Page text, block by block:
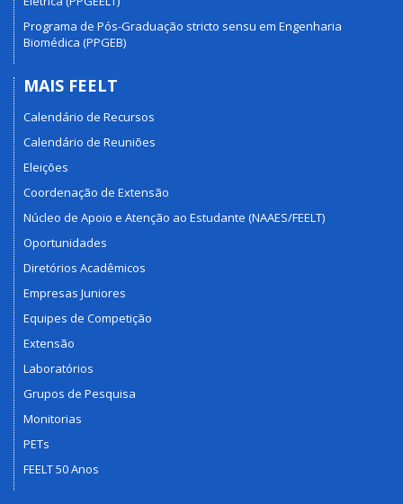
Programa de Pós-Graduação stricto sensu em Engenharia
Biomédica (PPGEB)
MAIS FEELT
Calendário de Recursos
Calendário de Reuniões
Eleições
Coordenação de Extensão
Núcleo de Apoio e Atenção ao Estudante (NAAES/FEELT)
Oportunidades
Diretórios Acadêmicos
Empresas Juniores
Equipes de Competição
Extensão
Laboratórios
Grupos de Pesquisa
Monitorias
PETs
FEELT 50 Anos